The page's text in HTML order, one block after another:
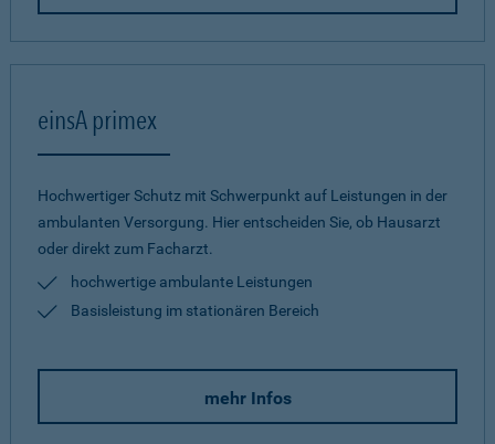
einsA primex
Hochwertiger Schutz mit Schwerpunkt auf Leistungen in der
ambulanten Versorgung. Hier entscheiden Sie, ob Hausarzt
oder direkt zum Facharzt.
hochwertige ambulante Leistungen
Basisleistung im stationären Bereich
mehr Infos